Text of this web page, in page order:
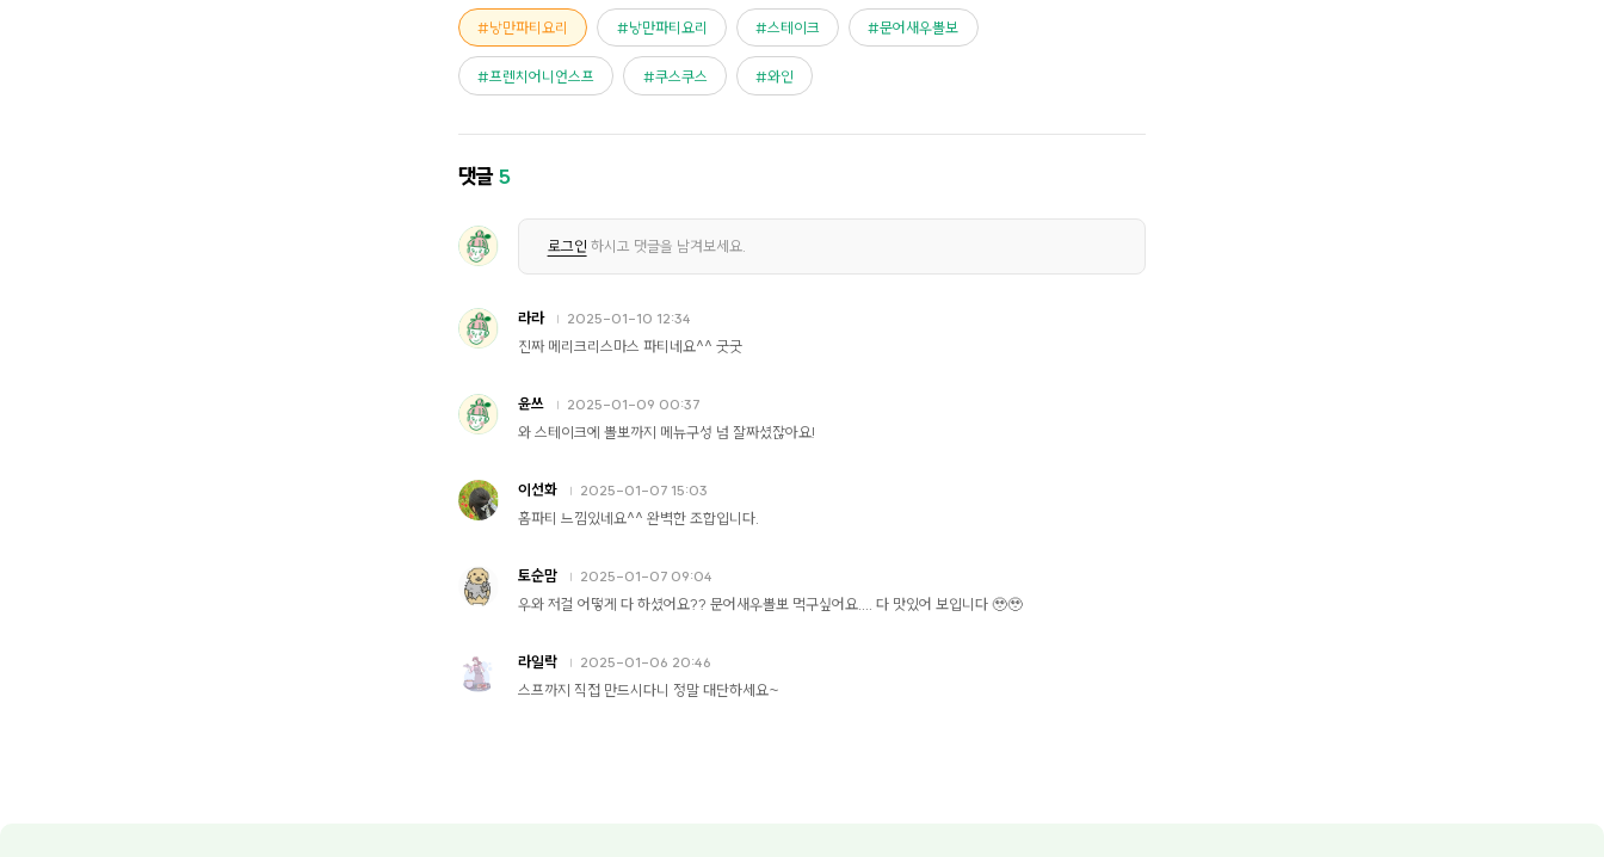
낭만파티요리 낭만파티요리 스테이크 문어새우뽈보
프렌치어니언스프 쿠스쿠스 와인
댓글5
로그인 하시고 댓글을 남겨보세요.
라라 2025-01-10 12:34
진짜 메리크리스마스 파티네요^^ 굿굿
윤쓰 2025-01-09 00:37
와 스테이크에 뽈뽀까지 메뉴구성 넘 잘짜셨잖아요!
이선화 2025-01-07 15:03
홈파티 느낌있네요^^ 완벽한 조합입니다.
토순맘 2025-01-07 09:04
우와 저걸 어떻게 다 하셨어요?? 문어새우뽈뽀 먹구싶어요.... 다 맛있어 보입니다 🥹🥹
라일락 2025-01-06 20:46
스프까지 직접 만드시다니 정말 대단하세요~